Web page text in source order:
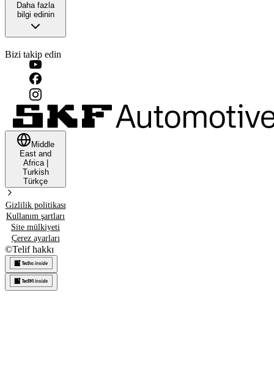
Daha fazla
bilgi edinin
Bizi takip edin
Middle
East and
Africa|
Turkish
Türkçe
Gizlilik politikası
Kullanım şartları
Site mülkiyeti
Çerez ayarları
©Telif hakkı